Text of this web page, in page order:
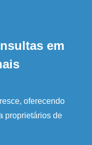
em
oferecendo
proprietários de